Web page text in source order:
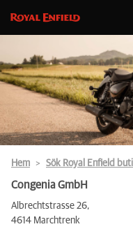
Hem Sök Royal Enfield
Congenia GmbH
Albrechtstrasse 26,
4614 Marchtrenk